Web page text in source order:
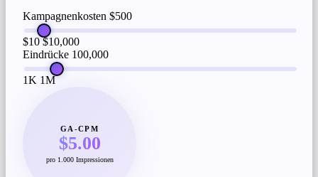
Kampagnenkosten $500
$10 $10,000
Eindrücke 100,000
1K 1M
GA-CPM
$5.00
pro 1.000 Impressionen